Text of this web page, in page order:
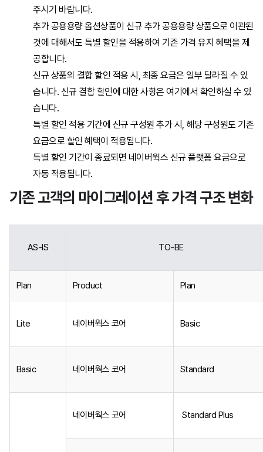
영업
회계
Admin
[개발자] Developers
[개발자] API
[개발자] 결재 연동
주시기 바랍니다.
추가 공용용량 옵션상품이 신규 추가 공용용량 상품으로 이관된
것에 대해서도 특별 할인을 적용하여 기존 가격 유지 혜택을 제
공합니다.
신규 상품의 결합 할인 적용 시, 최종 요금은 일부 달라질 수 있
습니다. 신규 결합 할인에 대한 사항은 여기에서 확인하실 수 있
습니다.
특별 할인 적용 기간에 신규 구성원 추가 시, 해당 구성원도 기존
요금으로 할인 혜택이 적용됩니다.
특별 할인 기간이 종료되면 네이버웍스 신규 플랫폼 요금으로
자동 적용됩니다.
기존 고객의 마이그레이션 후 가격 구조 변화
AS-IS TO-BE
Plan Product Plan
Lite 네이버웍스 코어 Basic
Basic 네이버웍스 코어 Standard
네이버웍스 코어 Standard Plus